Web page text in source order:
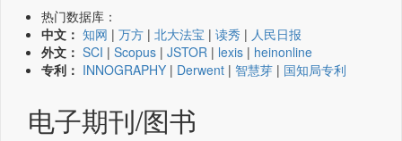
热门数据库：
中文： 知网 | 万方 | 北大法宝 | 读秀 | 人民日报
外文： SCI | Scopus | JSTOR | lexis | heinonline
专利： INNOGRAPHY | Derwent | 智慧芽 | 国知局专利
电子期刊/图书